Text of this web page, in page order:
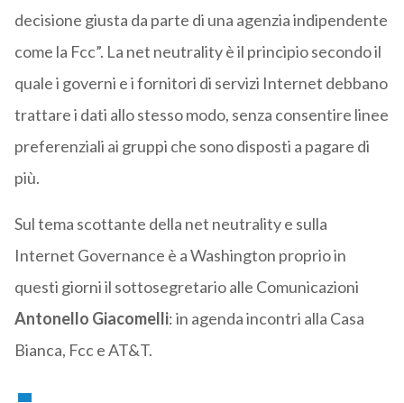
decisione giusta da parte di una agenzia indipendente
come la Fcc”. La net neutrality è il principio secondo il
quale i governi e i fornitori di servizi Internet debbano
trattare i dati allo stesso modo, senza consentire linee
preferenziali ai gruppi che sono disposti a pagare di
più.
Sul tema scottante della net neutrality e sulla
Internet Governance è a Washington proprio in
questi giorni il sottosegretario alle Comunicazioni
Antonello Giacomelli: in agenda incontri alla Casa
Bianca, Fcc e AT&T.